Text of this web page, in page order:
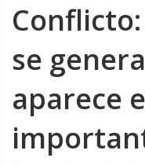
se
aparece